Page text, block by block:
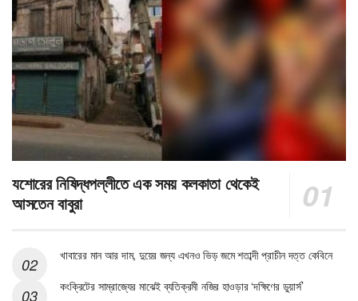
যশোরের নিষিদ্ধপল্লীতে এক সময় কলকাতা থেকেই
আসতেন বাবুরা
খাবারের মান আর দাম, দুয়ের জন্য এখনও ভিড় জমে শতাব্দী প্রাচীন দত্ত কেবিনে
কংক্রিটের সাম্রাজ্যের মাঝেই ব্যতিক্রমী নজির হাওড়ার ‘দক্ষিণের ডুয়ার্স’